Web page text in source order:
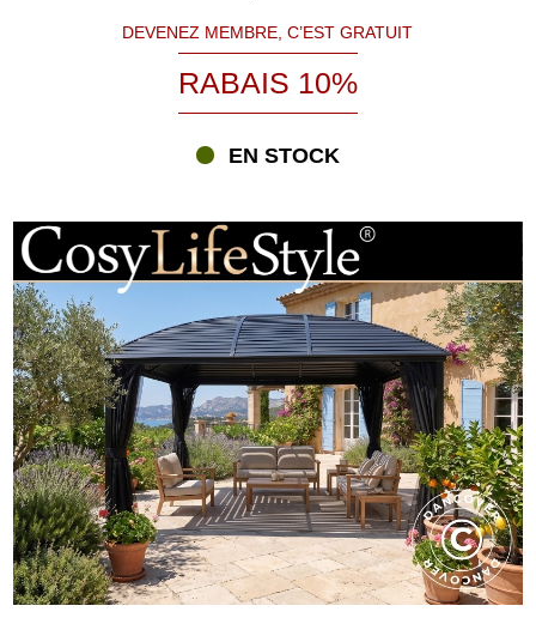
DEVENEZ MEMBRE, C’EST GRATUIT
RABAIS 10%
EN STOCK